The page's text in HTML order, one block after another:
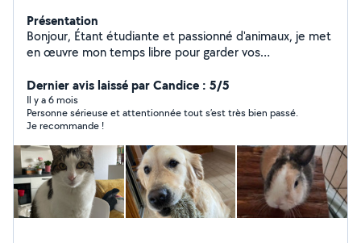
Présentation
Bonjour, Étant étudiante et passionné d'animaux, je met
en œuvre mon temps libre pour garder vos
garder, ou juste leur tenir compagnie. Véhiculée
N'hésitez pas à me contacter pour plus d'informations :)
Dernier avis laissé par Candice : 5/5
Il y a 6 mois
Personne sérieuse et attentionnée tout s’est très bien passé.
Je recommande !